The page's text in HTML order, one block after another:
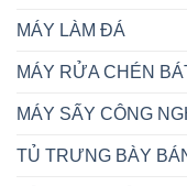
MÁY LÀM ĐÁ
MÁY RỬA CHÉN
MÁY SẤY CÔNG
TỦ TRƯNG BÀY